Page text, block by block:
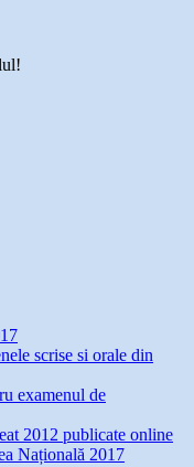
scrise si orale din
examenul de
2012 publicate online
Națională 2017